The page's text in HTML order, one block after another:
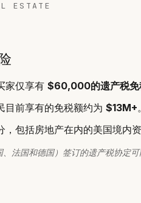
ESTATE
家仅享有 $60,000的遗产税免
目前享有的免税额约为 $13M+。
，包括房地产在内的美国境内
法国和德国）签订的遗产税协定